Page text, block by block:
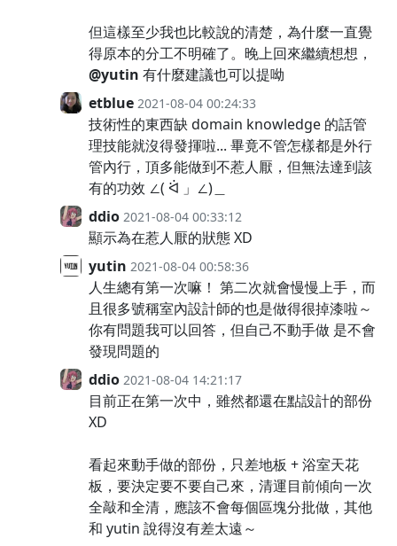
但這樣至少我也比較說的清楚，為什麼一直覺
得原本的分工不明確了。晚上回來繼續想想，
@yutin 有什麼建議也可以提呦
etblue 2021-08-04 00:24:33
技術性的東西缺 domain knowledge 的話管
理技能就沒得發揮啦... 畢竟不管怎樣都是外行
管內行，頂多能做到不惹人厭，但無法達到該
有的功效 ∠( ᐛ 」∠)＿
ddio 2021-08-04 00:33:12
顯示為在惹人厭的狀態 XD
yutin 2021-08-04 00:58:36
人生總有第一次嘛！ 第二次就會慢慢上手，而
且很多號稱室內設計師的也是做得很掉漆啦～
你有問題我可以回答，但自己不動手做 是不會
發現問題的
ddio 2021-08-04 14:21:17
目前正在第一次中，雖然都還在點設計的部份
XD
看起來動手做的部份，只差地板 + 浴室天花
板，要決定要不要自己來，清運目前傾向一次
全敲和全清，應該不會每個區塊分批做，其他
和 yutin 說得沒有差太遠～